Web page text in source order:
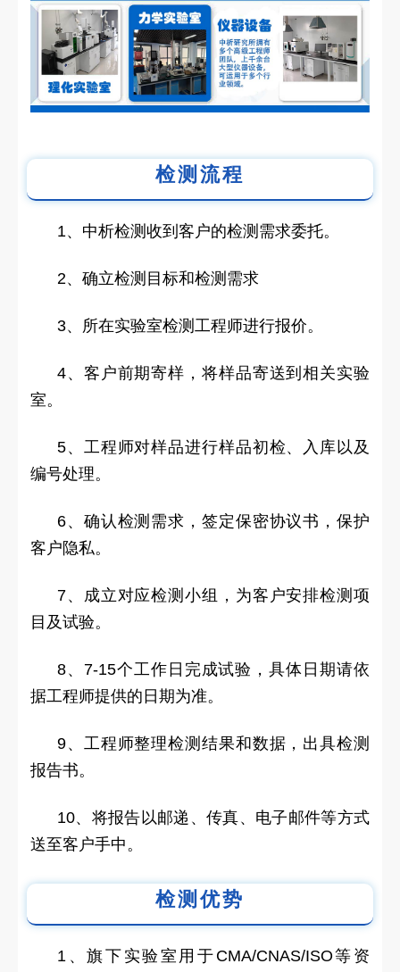
检测流程
1、中析检测收到客户的检测需求委托。
2、确立检测目标和检测需求
3、所在实验室检测工程师进行报价。
4、客户前期寄样，将样品寄送到相关实验
室。
5、工程师对样品进行样品初检、入库以及
编号处理。
6、确认检测需求，签定保密协议书，保护
客户隐私。
7、成立对应检测小组，为客户安排检测项
目及试验。
8、7-15个工作日完成试验，具体日期请依
据工程师提供的日期为准。
9、工程师整理检测结果和数据，出具检测
报告书。
10、将报告以邮递、传真、电子邮件等方式
送至客户手中。
检测优势
1、旗下实验室用于CMA/CNAS/ISO等资